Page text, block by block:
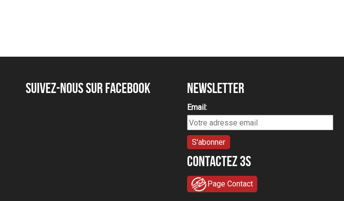
Suivez-nous sur Facebook Newsletter
Email:
Contactez 3S
Page Contact